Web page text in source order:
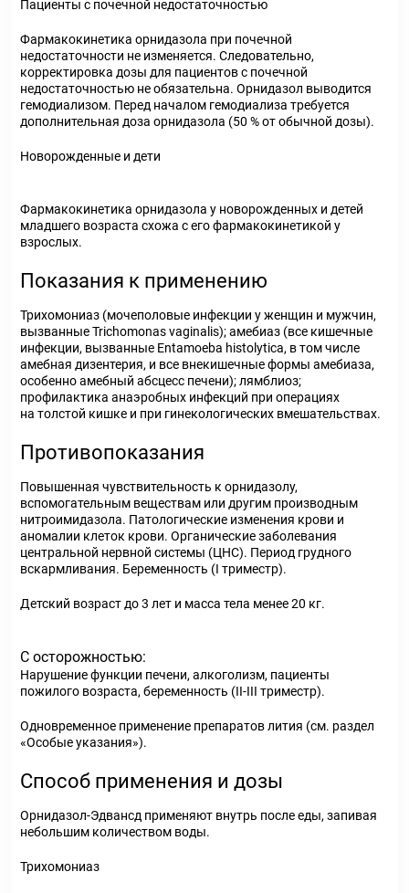
Пациенты с почечной недостаточностью
Фармакокинетика орнидазола при почечной
недостаточности не изменяется. Следовательно,
корректировка дозы для пациентов с почечной
недостаточностью не обязательна. Орнидазол выводится
гемодиализом. Перед началом гемодиализа требуется
дополнительная доза орнидазола (50 % от обычной дозы).
Новорожденные и дети
Фармакокинетика орнидазола у новорожденных и детей
младшего возраста схожа с его фармакокинетикой у
взрослых.
Показания к применению
Трихомониаз (мочеполовые инфекции у женщин и мужчин,
вызванные Trichomonas vaginalis); амебиаз (все кишечные
инфекции, вызванные Entamoeba histolytica, в том числе
амебная дизентерия, и все внекишечные формы амебиаза,
особенно амебный абсцесс печени); лямблиоз;
профилактика анаэробных инфекций при операциях
на толстой кишке и при гинекологических вмешательствах.
Противопоказания
Повышенная чувствительность к орнидазолу,
вспомогательным веществам или другим производным
нитроимидазола. Патологические изменения крови и
аномалии клеток крови. Органические заболевания
центральной нервной системы (ЦНС). Период грудного
вскармливания. Беременность (I триместр).
Детский возраст до 3 лет и масса тела менее 20 кг.
С осторожностью:
Нарушение функции печени, алкоголизм, пациенты
пожилого возраста, беременность (II-III триместр).
Одновременное применение препаратов лития (см. раздел
«Особые указания»).
Способ применения и дозы
Орнидазол-Эдвансд применяют внутрь после еды, запивая
небольшим количеством воды.
Трихомониаз